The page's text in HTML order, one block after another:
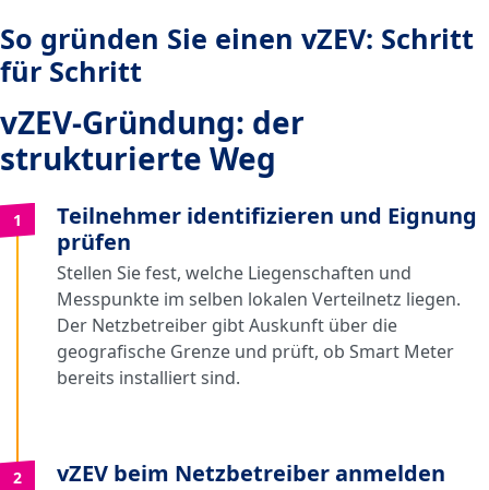
So gründen Sie einen vZEV: Schritt
für Schritt
vZEV-Gründung: der
strukturierte Weg
1
Teilnehmer identifizieren und Eignung
prüfen
Stellen Sie fest, welche Liegenschaften und
Messpunkte im selben lokalen Verteilnetz liegen.
Der Netzbetreiber gibt Auskunft über die
geografische Grenze und prüft, ob Smart Meter
bereits installiert sind.
2 vZEV beim Netzbetreiber anmelden